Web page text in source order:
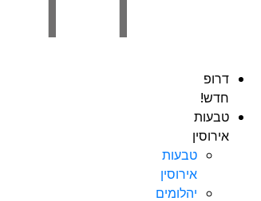
דרופ
חדש!
טבעות
אירוסין
טבעות
אירוסין
יהלומים